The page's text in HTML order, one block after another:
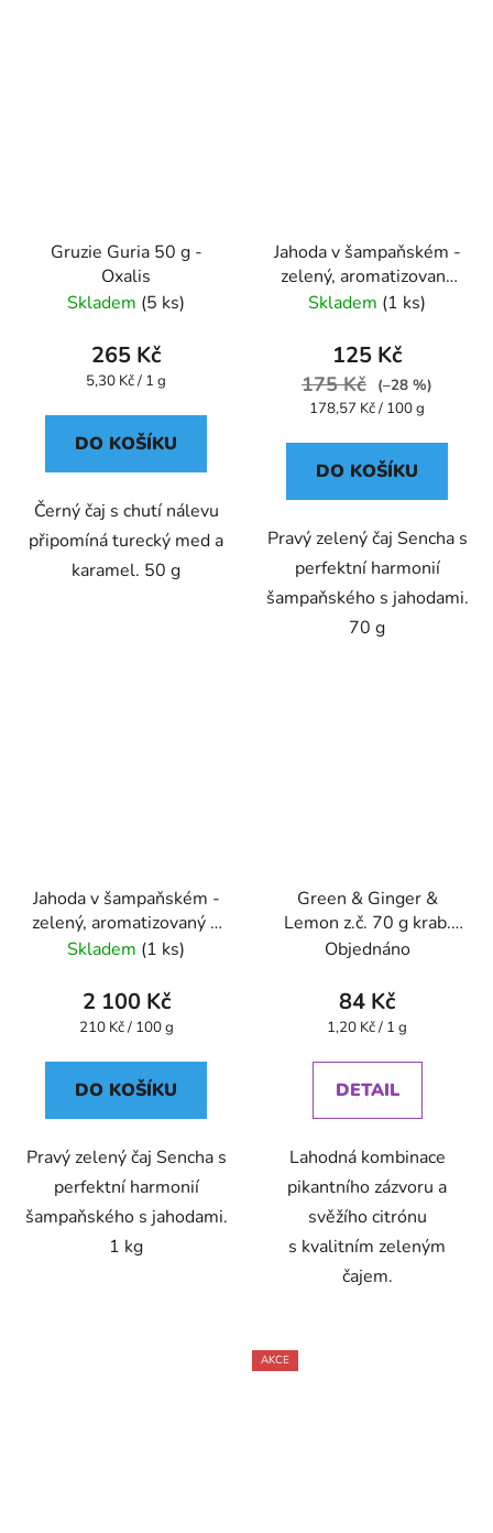
Gruzie Guria 50 g -
Oxalis
Skladem (5 ks)
265 Kč
Měrná
5,30 Kč / 1 g
DO KOŠÍKU
Černý čaj s chutí nálevu
připomíná turecký med a
karamel. 50 g
Jahoda v šampaňském -
zelený, aromatizovaný
70 g - Oxalis
Skladem (1 ks)
125 Kč
175 Kč
(–28 %)
Měrná
178,57 Kč / 100 g
DO KOŠÍKU
Pravý zelený čaj Sencha s
perfektní harmonií
šampaňského s jahodami.
70 g
Jahoda v šampaňském -
zelený, aromatizovaný 1
kg - Oxalis
Skladem (1 ks)
2 100 Kč
Měrná
210 Kč / 100 g
DO KOŠÍKU
Pravý zelený čaj Sencha s
perfektní harmonií
šampaňského s jahodami.
1 kg
Green & Ginger &
Lemon z.č. 70 g krab.
GREŠÍK Čaje 4
Objednáno
84 Kč
Měrná
1,20 Kč / 1 g
DETAIL
Lahodná kombinace
pikantního zázvoru a
svěžího citrónu
s kvalitním zeleným
čajem.
AKCE